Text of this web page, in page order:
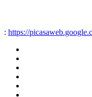
: https://